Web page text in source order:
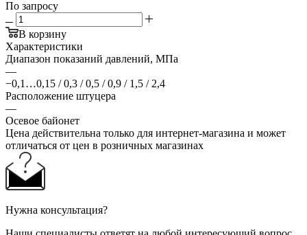
По запросу
В корзину
Характеристики
Диапазон показаний давлений, МПа
—
−0,1…0,15 / 0,3 / 0,5 / 0,9 / 1,5 / 2,4
Расположение штуцера
—
Осевое байонет
Цена действительна только для интернет-магазина и может
отличаться от цен в розничных магазинах
Нужна консультация?